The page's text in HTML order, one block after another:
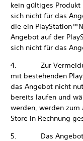
kein gültiges
sich nicht für das
die ein
Angebot auf der
sich nicht für das
4. Zur Vermeidung
mit bestehenden
das Angebot nicht
bereits laufen und
werden, werden zum
Store in Rechnung
5. Das Angebot ist